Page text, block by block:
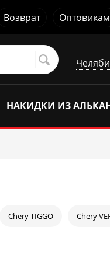
Возврат Оптовикам
НАКИДКИ ИЗ
Chery TIGGO Chery